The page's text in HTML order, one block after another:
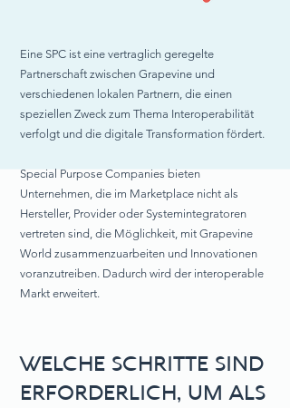
Eine SPC ist eine vertraglich geregelte
Partnerschaft zwischen Grapevine und
verschiedenen lokalen Partnern, die einen
speziellen Zweck zum Thema Interoperabilität
verfolgt und die digitale Transformation fördert.
Special Purpose Companies bieten
Unternehmen, die im Marketplace nicht als
Hersteller, Provider oder Systemintegratoren
vertreten sind, die Möglichkeit, mit Grapevine
World zusammenzuarbeiten und Innovationen
voranzutreiben. Dadurch wird der interoperable
Markt erweitert.
WELCHE SCHRITTE SIND
ERFORDERLICH, UM ALS